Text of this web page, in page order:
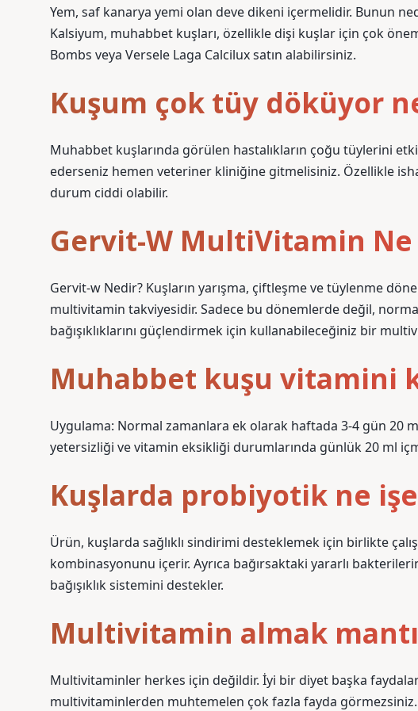
Yem, saf kanarya yemi olan deve dikeni içermelidir. Bunun
Kalsiyum, muhabbet kuşları, özellikle dişi kuşlar için çok
Bombs veya Versele Laga Calcilux satın alabilirsiniz.
Kuşum çok tüy döküyor
Muhabbet kuşlarında görülen hastalıkların çoğu tüylerini
ederseniz hemen veteriner kliniğine gitmelisiniz. Özellikle
durum ciddi olabilir.
Gervit-W MultiVitamin Ne
Gervit-w Nedir? Kuşların yarışma, çiftleşme ve tüylenme
multivitamin takviyesidir. Sadece bu dönemlerde değil,
bağışıklıklarını güçlendirmek için kullanabileceğiniz bir
Muhabbet kuşu vitamini
Uygulama: Normal zamanlara ek olarak haftada 3-4 gün 20
yetersizliği ve vitamin eksikliği durumlarında günlük 20 ml
Kuşlarda probiyotik ne
Ürün, kuşlarda sağlıklı sindirimi desteklemek için birlikte
kombinasyonunu içerir. Ayrıca bağırsaktaki yararlı
bağışıklık sistemini destekler.
Multivitamin almak
Multivitaminler herkes için değildir. İyi bir diyet başka
multivitaminlerden muhtemelen çok fazla fayda